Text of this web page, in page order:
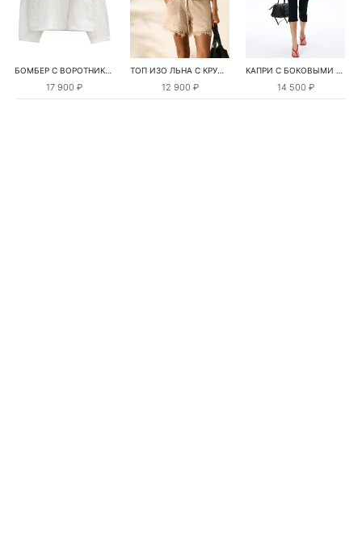
БОМБЕР С ВОРОТНИКОМ-СТОЙКОЙ
17 900 ₽
ТОП ИЗО ЛЬНА С КРУЖЕВОМ
12 900 ₽
КАПРИ С БОКОВЫМИ РАЗРЕЗАМИ
14 500 ₽